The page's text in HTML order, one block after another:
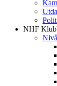
NHF